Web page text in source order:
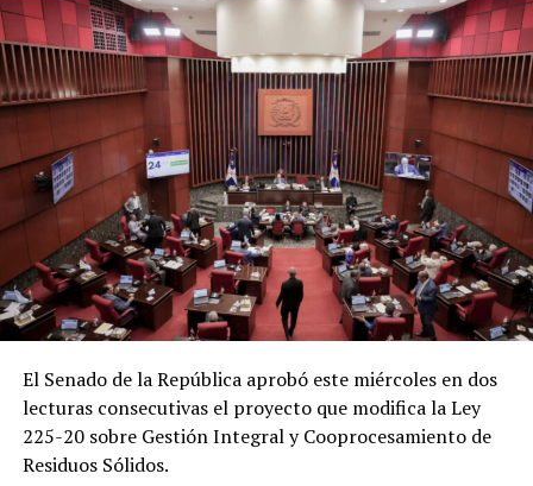
El Senado de la República aprobó este miércoles en dos
lecturas consecutivas el proyecto que modifica la Ley
225-20 sobre Gestión Integral y Cooprocesamiento de
Residuos Sólidos.